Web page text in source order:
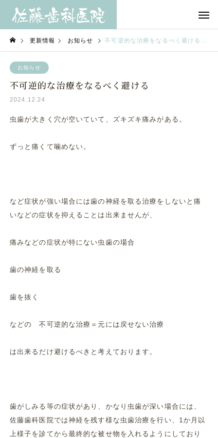
更新情報 お知らせ 不可逆的な治療をなるべく避ける
お知らせ
不可逆的な治療をなるべく避ける
2024.12.24
虫歯が大きく穴が空いていて、ズキズキ痛みがある。
ずっと痛くて噛めない。
など症状が強い場合には歯の神経を取る治療をしないと痛
いなどの症状を抑えることは出来ませんが、
痛みなどの症状が特にない虫歯の場合
歯の神経を取る
歯を抜く
などの 不可逆的な治療＝元には戻せない治療
は出来るだけ避けるべきと考えております。
歯がしみる等の症状があり、かなり虫歯が深い場合には、
佐藤歯科医院では神経を残す様な虫歯治療を行い、1か月以
上様子を診てから最終的な被せ物を入れるようにしており